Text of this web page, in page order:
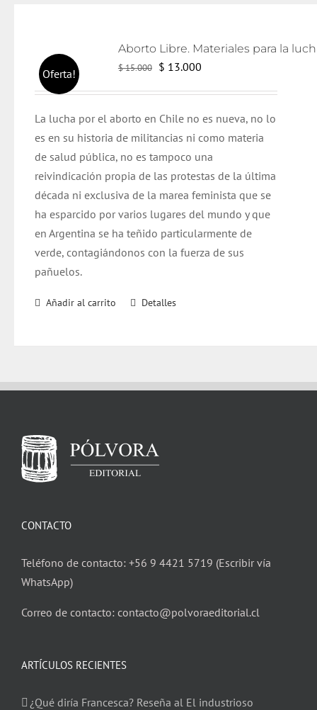
Oferta! $15.000 El
era:
$ 15.000.
$ 13.000El
es:
$ 13.000.
La lucha por el aborto en Chile no es nueva, no lo
es en su historia de militancias ni como materia
de salud pública, no es tampoco una
reivindicación propia de las protestas de la última
década ni exclusiva de la marea feminista que se
ha esparcido por varios lugares del mundo y que
en Argentina se ha teñido particularmente de
verde, contagiándonos con la fuerza de sus
pañuelos.
Añadir al carrito Detalles
CONTACTO
Teléfono de contacto: +56 9 4421 5719 (Escribir vía
WhatsApp)
Correo de contacto: contacto@polvoraeditorial.cl
ARTÍCULOS RECIENTES
¿Qué diría Francesca? Reseña al El industrioso